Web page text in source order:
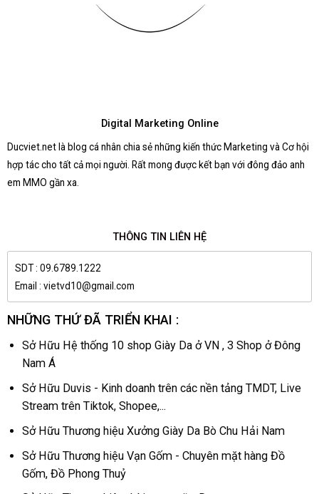
Digital Marketing Online
Ducviet.net là blog cá nhân chia sẻ những kiến thức Marketing và Cơ hội
hợp tác cho tất cả mọi người. Rất mong được kết bạn với đông đảo anh
em MMO gần xa.
THÔNG TIN LIÊN HỆ
SDT : 09.6789.1222
Email : vietvd10@gmail.com
NHỮNG THỨ ĐÃ TRIỂN KHAI :
Sở Hữu Hệ thống 10 shop Giày Da ở VN , 3 Shop ở Đông
Nam Á
Sở Hữu Duvis - Kinh doanh trên các nền tảng TMDT, Live
Stream trên Tiktok, Shopee,...
Sở Hữu Thương hiệu Xưởng Giày Da Bò Chu Hải Nam
Sở Hữu Thương hiệu Vạn Gốm - Chuyên mặt hàng Đồ
Gốm, Đồ Phong Thuỷ